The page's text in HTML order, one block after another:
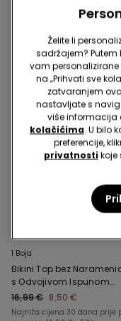
1 Boja
Bikini Top bez
s Odvojivom Ispunom
Crinkle Dune
16,99 € 8,50 €
Najniža cijena 30 dana prije
Želite li
sadržajem?
vam personalizirane
na „Prihvati sve
zatvaranjem
nastavljate s
više informacija
kolačićima. U bilo
preferencije,
privatnostikoje